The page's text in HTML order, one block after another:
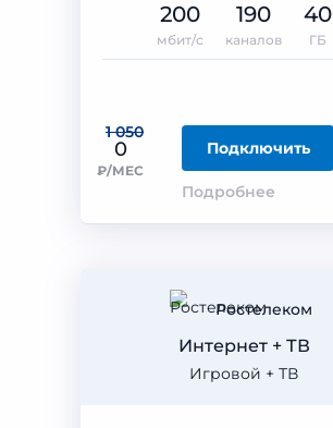
1 050
0
₽/МЕС
Подключить
Подробнее
200
мбит/с
190
каналов
40
ГБ
Ростелеком
Игровой + ТВ
Интернет + ТВ